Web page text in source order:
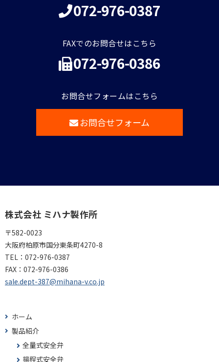
072-976-0387
FAXでのお問合せはこちら
072-976-0386
お問合せフォームはこちら
お問合せフォーム
株式会社 ミハナ製作所
〒582-0023
大阪府柏原市国分東条町4270-8
TEL： 072-976-0387
FAX： 072-976-0386
sale.dept-387@mihana-v.co.jp
ホーム
製品紹介
全量式安全弁
揚程式安全弁